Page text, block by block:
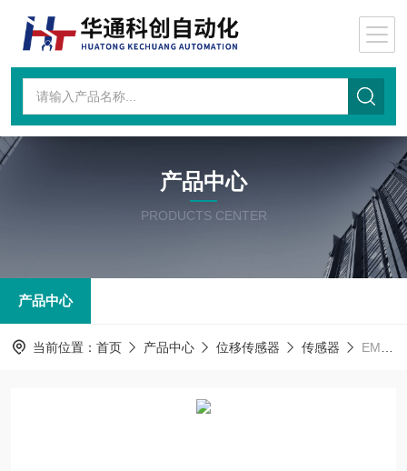
产品中心
PRODUCTS CENTER
产品中心
当前位置： 首页 产品中心 位移传感器 传感器 EMG LLS 675/01EMG位移传感器LLS 675/01